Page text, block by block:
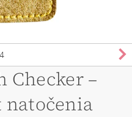
Checker –
natočenia